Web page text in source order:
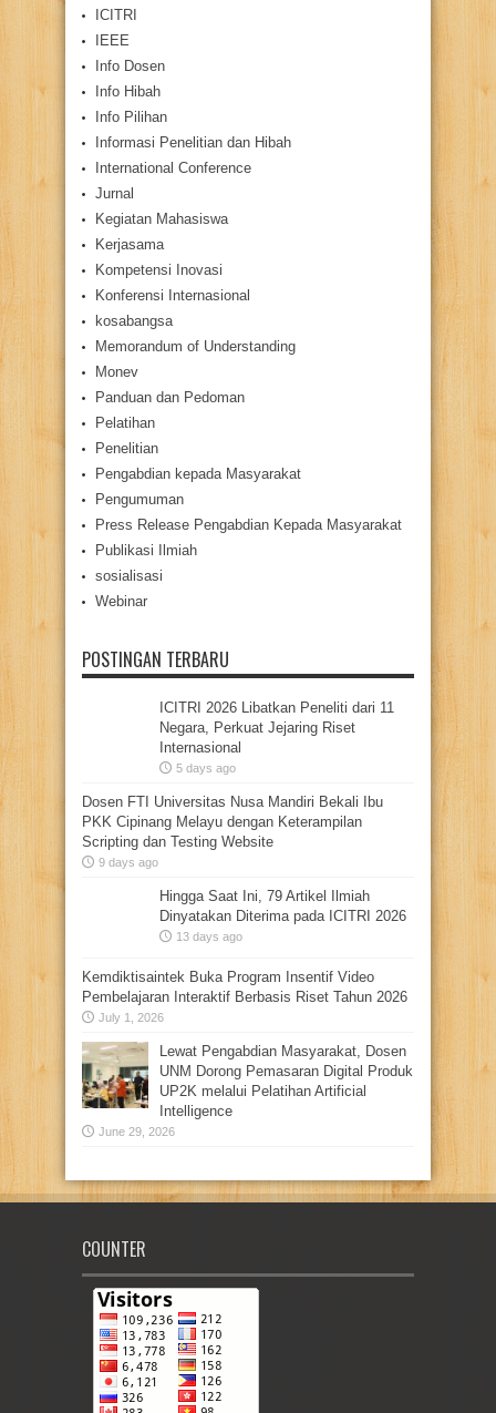
ICITRI
IEEE
Info Dosen
Info Hibah
Info Pilihan
Informasi Penelitian dan Hibah
International Conference
Jurnal
Kegiatan Mahasiswa
Kerjasama
Kompetensi Inovasi
Konferensi Internasional
kosabangsa
Memorandum of Understanding
Monev
Panduan dan Pedoman
Pelatihan
Penelitian
Pengabdian kepada Masyarakat
Pengumuman
Press Release Pengabdian Kepada Masyarakat
Publikasi Ilmiah
sosialisasi
Webinar
POSTINGAN TERBARU
ICITRI 2026 Libatkan Peneliti dari 11
Negara, Perkuat Jejaring Riset
Internasional
5 days ago
Dosen FTI Universitas Nusa Mandiri Bekali Ibu
PKK Cipinang Melayu dengan Keterampilan
Scripting dan Testing Website
9 days ago
Hingga Saat Ini, 79 Artikel Ilmiah
Dinyatakan Diterima pada ICITRI 2026
13 days ago
Kemdiktisaintek Buka Program Insentif Video
Pembelajaran Interaktif Berbasis Riset Tahun 2026
July 1, 2026
Lewat Pengabdian Masyarakat, Dosen
UNM Dorong Pemasaran Digital Produk
UP2K melalui Pelatihan Artificial
Intelligence
June 29, 2026
COUNTER